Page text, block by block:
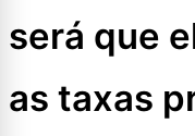
será que
as taxas